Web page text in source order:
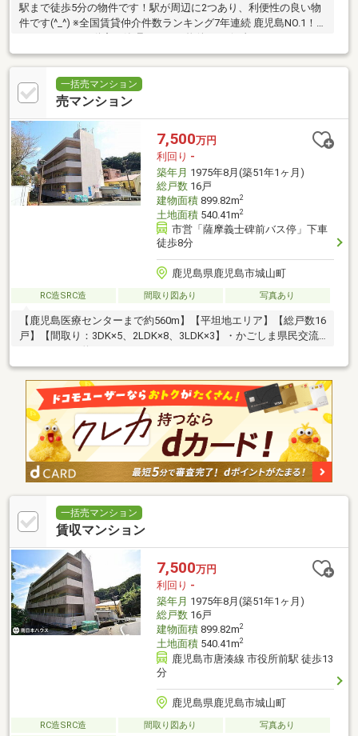
駅まで徒歩5分の物件です！駅が周辺に2つあり、利便性の良い物
件です(^_^) ※全国賃貸仲介件数ランキング7年連続 鹿児島NO.1！
のオーリック不動産が管理している物件です☆彡
一括売マンション
売マンション
7,500万円
利回り -
築年月 1975年8月(築51年1ヶ月)
総戸数16戸
建物面積899.82m2
土地面積540.41m2
市営「薩摩義士碑前バス停」下車
徒歩8分
鹿児島県鹿児島市城山町
RC造SRC造 間取り図あり 写真あり
【鹿児島医療センターまで約560m】【平坦地エリア】【総戸数16
戸】【間取り：3DK×5、2LDK×8、3LDK×3】・かごしま県民交流
一括売マンション
賃収マンション
7,500万円
利回り -
築年月 1975年8月(築51年1ヶ月)
総戸数16戸
建物面積899.82m2
土地面積540.41m2
鹿児島市唐湊線 市役所前駅 徒歩13
分
鹿児島県鹿児島市城山町
RC造SRC造 間取り図あり
写真あり